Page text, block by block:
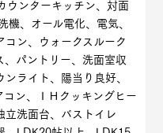
ウンターキッチン、対面
、オール電化、電気、
ン、ウォークスルーク
、パントリー、洗面室収
ライト、陽当り良好、
ン、ＩＨクッキングヒー
立洗面台、バストイレ